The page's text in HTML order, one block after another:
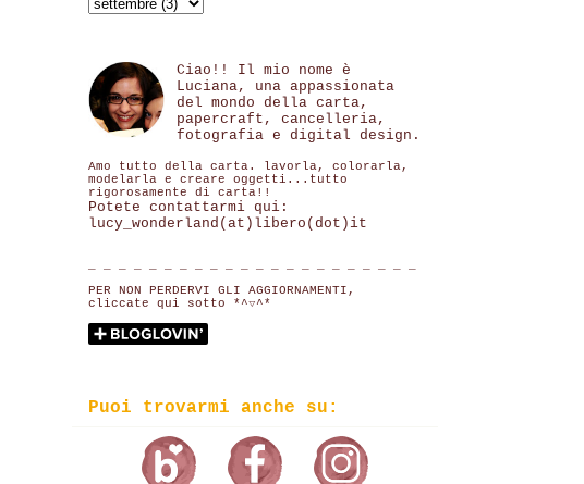
Ciao!! Il mio nome è
Luciana, una appassionata
del mondo della carta,
papercraft, cancelleria,
fotografia e digital design.
Amo tutto della carta. lavorla, colorarla,
modelarla e creare oggetti...tutto
rigorosamente di carta!!
Potete contattarmi qui:
lucy_wonderland(at)libero(dot)it
PER NON PERDERVI GLI AGGIORNAMENTI,
cliccate qui sotto *^▽^*
Puoi trovarmi anche su: